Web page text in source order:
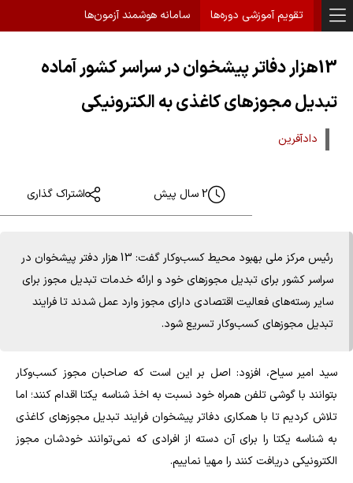
تقویم آموزشی دوره‌ها سامانه هوشمند آزمون‌ها
13هزار دفاتر پیشخوان در سراسر کشور آماده
تبدیل مجوزهای کاغذی به الکترونیکی
دادآفرین
2 سال پیش اشتراک گذاری
رئیس مرکز ملی بهبود محیط کسب‌وکار گفت: 13 هزار دفتر پیشخوان در
سراسر کشور برای تبدیل مجوزهای خود و ارائه خدمات تبدیل مجوز برای
سایر رسته‌های فعالیت اقتصادی دارای مجوز وارد عمل شدند تا فرایند
تبدیل مجوزهای کسب‌وکار تسریع شود.
سید امیر سیاح، افزود: اصل بر این است که صاحبان مجوز کسب‌وکار
بتوانند با گوشی تلفن همراه خود نسبت به اخذ شناسه یکتا اقدام کنند؛ اما
تلاش کردیم تا با همکاری دفاتر پیشخوان فرایند تبدیل مجوزهای کاغذی
به شناسه یکتا را برای آن دسته از افرادی که نمی‌توانند خودشان مجوز
الکترونیکی دریافت کنند را مهیا نماییم.